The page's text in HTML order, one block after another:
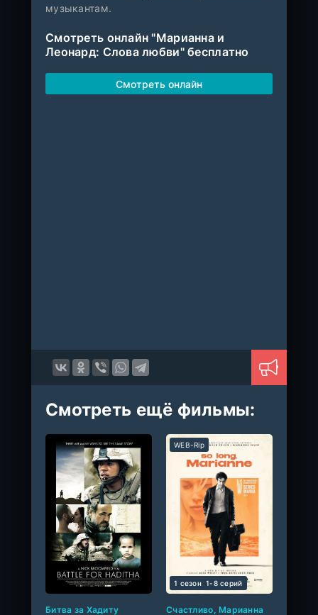
музыкантам.
Смотреть онлайн "Марианна и
Леонард: Слова любви" бесплатно
Смотреть онлайн
Смотреть ещё фильмы:
Битва за Хадиту Счастливо, Марианна
WEB-Rip
1 сезон 1-8 cерий